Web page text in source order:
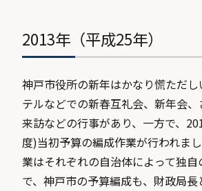
2013年（平成25年）
神戸市役所の新年はかなり慌ただ
テルなどでの新春互礼会、新年会
来訪などの行事があり、一方で、
度)当初予算の編成作業が行われま
業はそれぞれの自治体によって独
で、神戸市の予算編成も、財政局